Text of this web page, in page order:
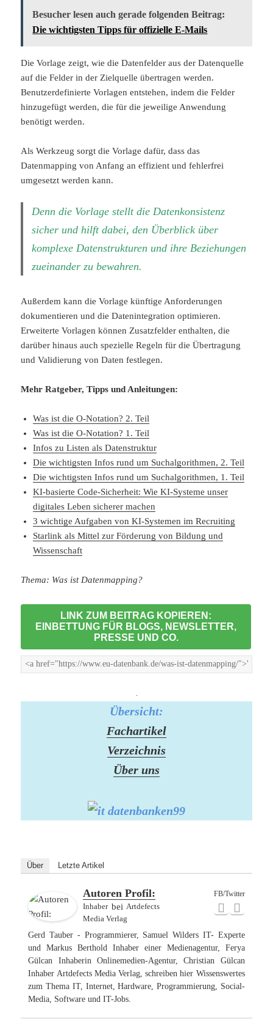
Besucher lesen auch gerade folgenden Beitrag:
Die wichtigsten Tipps für offizielle E-Mails
Die Vorlage zeigt, wie die Datenfelder aus der Datenquelle
auf die Felder in der Zielquelle übertragen werden.
Benutzerdefinierte Vorlagen entstehen, indem die Felder
hinzugefügt werden, die für die jeweilige Anwendung
benötigt werden.
Als Werkzeug sorgt die Vorlage dafür, dass das
Datenmapping von Anfang an effizient und fehlerfrei
umgesetzt werden kann.
Denn die Vorlage stellt die Datenkonsistenz
sicher und hilft dabei, den Überblick über
komplexe Datenstrukturen und ihre Beziehungen
zueinander zu bewahren.
Außerdem kann die Vorlage künftige Anforderungen
dokumentieren und die Datenintegration optimieren.
Erweiterte Vorlagen können Zusatzfelder enthalten, die
darüber hinaus auch spezielle Regeln für die Übertragung
und Validierung von Daten festlegen.
Mehr Ratgeber, Tipps und Anleitungen:
Was ist die O-Notation? 2. Teil
Was ist die O-Notation? 1. Teil
Infos zu Listen als Datenstruktur
Die wichtigsten Infos rund um Suchalgorithmen, 2. Teil
Die wichtigsten Infos rund um Suchalgorithmen, 1. Teil
KI-basierte Code-Sicherheit: Wie KI-Systeme unser
digitales Leben sicherer machen
3 wichtige Aufgaben von KI-Systemen im Recruiting
Starlink als Mittel zur Förderung von Bildung und
Wissenschaft
Thema: Was ist Datenmapping?
LINK ZUM BEITRAG KOPIEREN:
EINBETTUNG FÜR BLOGS, NEWSLETTER,
PRESSE UND CO.
-
Übersicht:
Fachartikel
Verzeichnis
Über uns
Über Letzte Artikel
FB/Twitter
Autoren Profil:
Inhaberbei Artdefects
Media Verlag
Gerd Tauber - Programmierer, Samuel Wilders IT- Experte
und Markus Berthold Inhaber einer Medienagentur, Ferya
Gülcan Inhaberin Onlinemedien-Agentur, Christian Gülcan
Inhaber Artdefects Media Verlag, schreiben hier Wissenswertes
zum Thema IT, Internet, Hardware, Programmierung, Social-
Media, Software und IT-Jobs.